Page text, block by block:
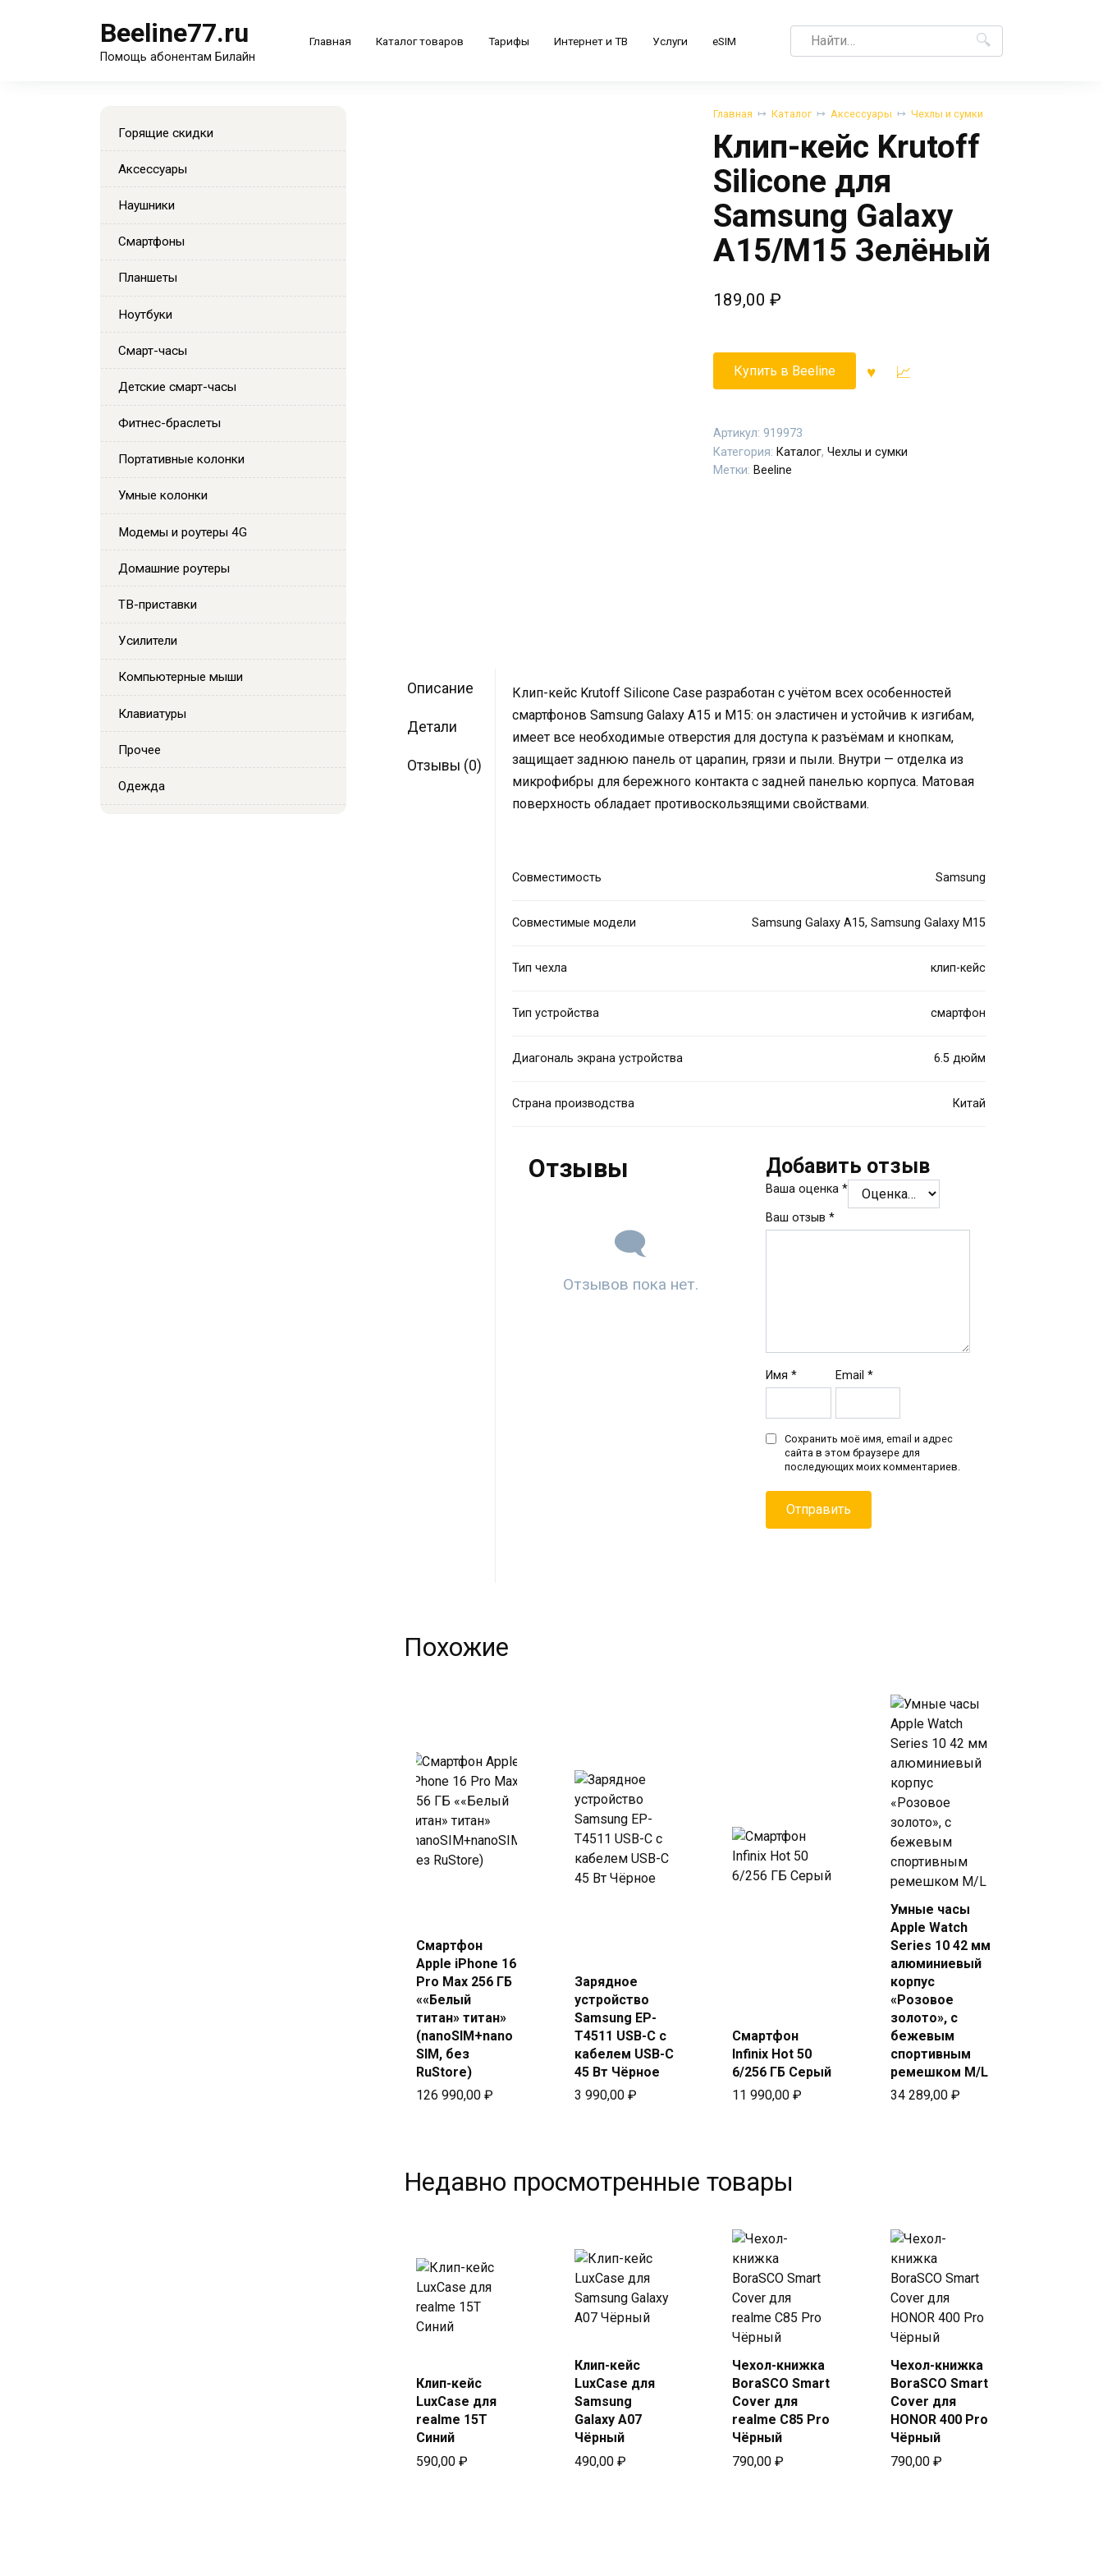
Beeline77.ru
Помощь абонентам Билайн
Главная Каталог товаров Тарифы Интернет и ТВ Услуги eSIM
Search
for:
Главная Каталог Аксессуары Чехлы и сумки
Клип-кейс Krutoff
Silicone для
Samsung Galaxy
A15/M15 Зелёный
189,00 ₽
Купить в Beeline
Артикул: 919973
Категория: Каталог, Чехлы и сумки
Метки: Beeline
Описание
Детали
Отзывы (0)
Клип-кейс Krutoff Silicone Case разработан с учётом всех особенностей
смартфонов Samsung Galaxy A15 и M15: он эластичен и устойчив к изгибам,
имеет все необходимые отверстия для доступа к разъёмам и кнопкам,
защищает заднюю панель от царапин, грязи и пыли. Внутри — отделка из
микрофибры для бережного контакта с задней панелью корпуса. Матовая
поверхность обладает противоскользящими свойствами.
Совместимость Samsung
Совместимые модели Samsung Galaxy A15, Samsung Galaxy M15
Тип чехла клип-кейс
Тип устройства смартфон
Диагональ экрана устройства 6.5 дюйм
Страна производства Китай
Отзывы
Отзывов пока нет.
Добавить отзыв
Ваша оценка*
Ваш отзыв*
Имя* Email *
Сохранить моё имя, email и адрес
сайта в этом браузере для
последующих моих комментариев.
Похожие
Смартфон
Apple iPhone 16
Pro Max 256 ГБ
««Белый
титан» титан»
(nanoSIM+nano
SIM, без
RuStore)
126 990,00 ₽
Зарядное
устройство
Samsung EP-
T4511 USB-C с
кабелем USB-C
45 Вт Чёрное
3 990,00 ₽
Смартфон
Infinix Hot 50
6/256 ГБ Серый
11 990,00 ₽
Купить
в Beeline
Умные часы
Apple Watch
Series 10 42 мм
алюминиевый
корпус
«Розовое
золото», с
бежевым
спортивным
ремешком M/L
34 289,00 ₽
Недавно просмотренные товары
в Beeline
Клип-кейс
LuxCase для
realme 15T
Синий
590,00 ₽
Купить
в Beeline
Клип-кейс
LuxCase для
Samsung
Galaxy A07
Чёрный
490,00 ₽
Купить
в Beeline
Чехол-книжка
BoraSCO Smart
Cover для
realme C85 Pro
Чёрный
790,00 ₽
Купить
в Beeline
Чехол-книжка
BoraSCO Smart
Cover для
HONOR 400 Pro
Чёрный
790,00 ₽
Горящие скидки
Аксессуары
Наушники
Смартфоны
Планшеты
Ноутбуки
Смарт-часы
Детские смарт-часы
Фитнес-браслеты
Портативные колонки
Умные колонки
Модемы и роутеры 4G
Домашние роутеры
ТВ-приставки
Усилители
Компьютерные мыши
Клавиатуры
Прочее
Одежда